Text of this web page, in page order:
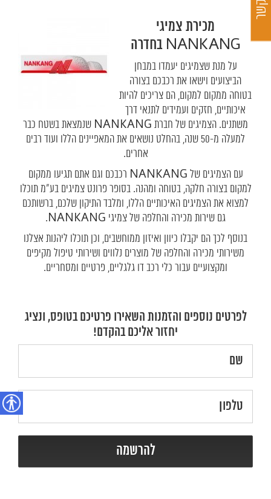
מכירת צמיגי
NANKANG בחדרה
על מנת שצמיגים יעמדו במבחן
הביצועים וישאו את רכבכם בצורה
בטוחה ממקום למקום, הם צריכים להיות
איכותיים, חזקים ועמידים לתנאי דרך
משתנים. הצמיגים של חברת NANKANG שנמצאת בשטח כבר
למעלה מ-50 שנה, בהחלט נושאים את המאפיינים הללו ועוד רבים
אחרים.
עם הצמיגים של NANKANG רכבכם וגם אתם תגיעו ממקום
למקום בצורה חלקה, בטוחה ומהנה. בסופר פרונט צמיגים בע"מ תוכלו
למצוא את הצמיגים האיכותיים הללו, ומלבד התיקון שלכם, ברשותכם
גם שירות מכירה והחלפה של צמיגי NANKANG.
בנוסף לכך הם יקבלו כיוון ואיזון ממוחשבים, וכן תוכלו ליהנות אצלנו
משירותי מכירה והחלפה של מוצרים נלווים ושירותי טיפול מקיפים
ומקצועיים עבור כלי רכב דו גלגליים, פרטיים ומסחריים.
לפרטים נוספים והזמנות השאירו פרטיכם בטופס, ונציג
יחזור אליכם בהקדם!